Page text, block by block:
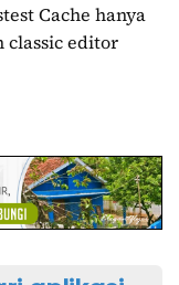
Cache hanya
editor